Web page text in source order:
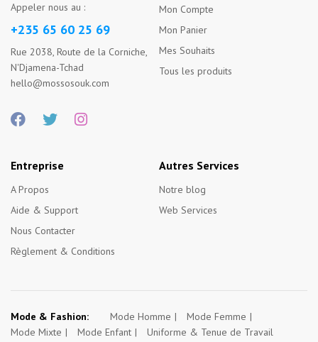
Appeler nous au :
+235 65 60 25 69
Rue 2038, Route de la Corniche,
N'Djamena-Tchad
hello@mossosouk.com
Mon Compte
Mon Panier
Mes Souhaits
Tous les produits
Entreprise
A Propos
Aide & Support
Nous Contacter
Règlement & Conditions
Autres Services
Notre blog
Web Services
Mode & Fashion: Mode Homme
Mode Femme
Mode Mixte
Mode Enfant
Uniforme & Tenue de Travail